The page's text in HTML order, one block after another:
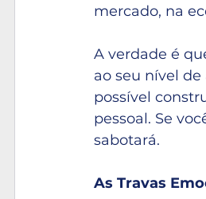
mercado, na
A verdade é
ao seu nível
possível
pessoal. Se
sabotará.
As Travas